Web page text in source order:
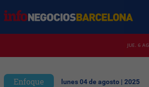
JUE. 6
Enfoque lunes 04 de agosto | 2025